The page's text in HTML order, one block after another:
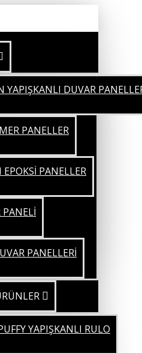
YAPIŞKANLI DUVAR
PANELLER
PANELLER
PANELİ
PANELLERİ
YAPIŞKANLI RULO